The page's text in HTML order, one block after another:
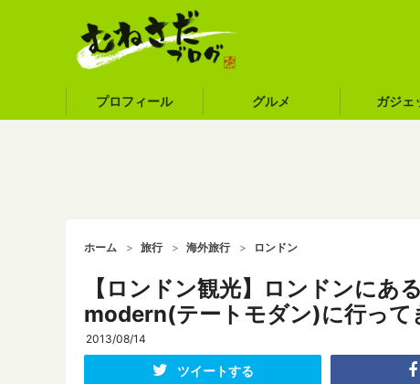
プロフィール グルメ ガジェ
ホーム 旅行 海外旅行 ロンドン
【ロンドン観光】ロンドンにあ
modern(テートモダン)に行って
2013/08/14
ツイートする